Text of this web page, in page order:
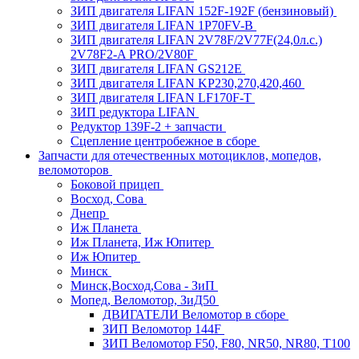
ЗИП двигателя LIFAN 152F-192F (бензиновый)
ЗИП двигателя LIFAN 1P70FV-B
ЗИП двигателя LIFAN 2V78F/2V77F(24,0л.с.)
2V78F2-A PRO/2V80F
ЗИП двигателя LIFAN GS212E
ЗИП двигателя LIFAN KP230,270,420,460
ЗИП двигателя LIFAN LF170F-T
ЗИП редуктора LIFAN
Редуктор 139F-2 + запчасти
Сцепление центробежное в сборе
Запчасти для отечественных мотоциклов, мопедов,
веломоторов
Боковой прицеп
Восход, Сова
Днепр
Иж Планета
Иж Планета, Иж Юпитер
Иж Юпитер
Минск
Минск,Восход,Сова - ЗиП
Мопед, Веломотор, ЗиД50
ДВИГАТЕЛИ Веломотор в сборе
ЗИП Веломотор 144F
ЗИП Веломотор F50, F80, NR50, NR80, T100